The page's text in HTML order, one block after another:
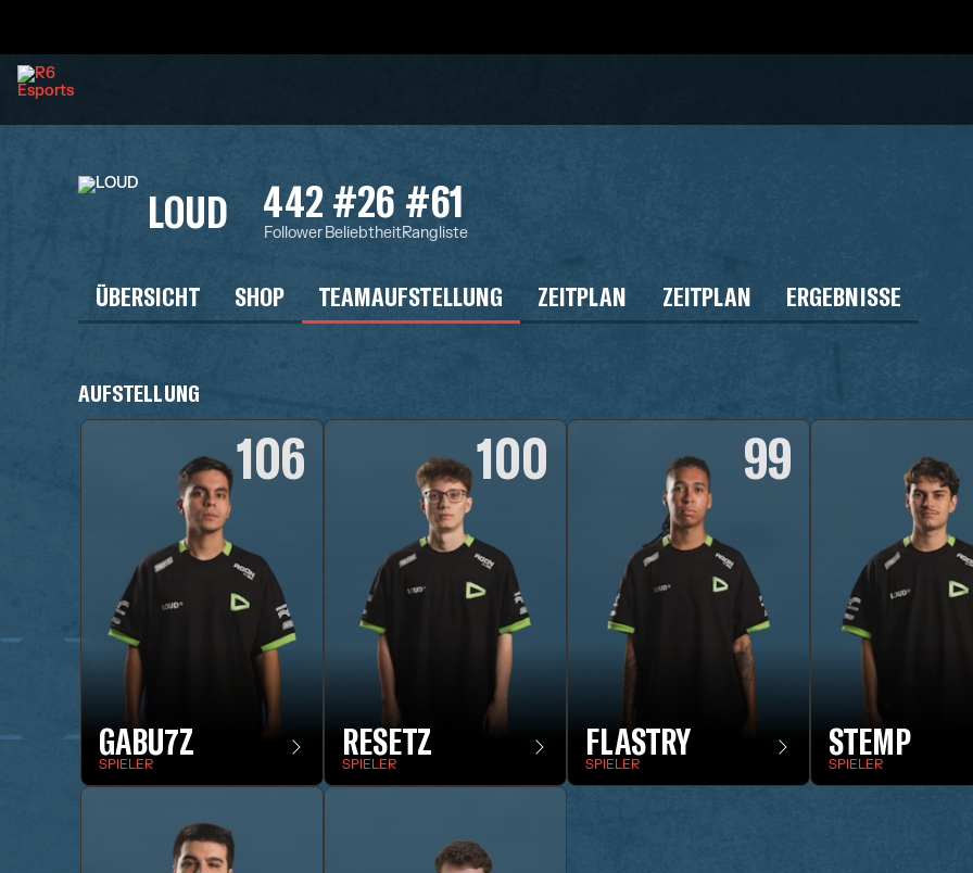
LOUD 442
Follower
#26
Beliebtheit
#61
Rangliste
ÜBERSICHT SHOP TEAMAUFSTELLUNG ZEITPLAN ZEITPLAN ERGEBNISSE
AUFSTELLUNG
106
GABU7Z
SPIELER
100
RESETZ
SPIELER
99
FLASTRY
SPIELER
STEMP
SPIELER